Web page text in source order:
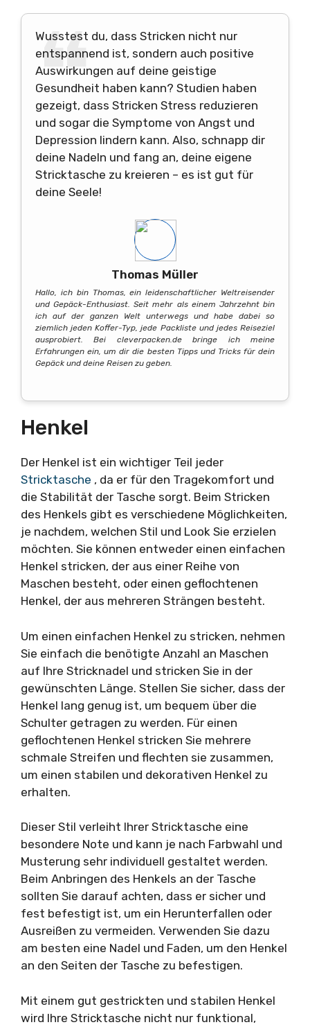
Wusstest du, dass Stricken nicht nur
entspannend ist, sondern auch positive
Auswirkungen auf deine geistige
Gesundheit haben kann? Studien haben
gezeigt, dass Stricken Stress reduzieren
und sogar die Symptome von Angst und
Depression lindern kann. Also, schnapp dir
deine Nadeln und fang an, deine eigene
Stricktasche zu kreieren – es ist gut für
deine Seele!
Thomas Müller
Hallo, ich bin Thomas, ein leidenschaftlicher Weltreisender
und Gepäck-Enthusiast. Seit mehr als einem Jahrzehnt bin
ich auf der ganzen Welt unterwegs und habe dabei so
ziemlich jeden Koffer-Typ, jede Packliste und jedes Reiseziel
ausprobiert. Bei cleverpacken.de bringe ich meine
Erfahrungen ein, um dir die besten Tipps und Tricks für dein
Gepäck und deine Reisen zu geben.
Henkel
Der Henkel ist ein wichtiger Teil jeder
Stricktasche , da er für den Tragekomfort und
die Stabilität der Tasche sorgt. Beim Stricken
des Henkels gibt es verschiedene Möglichkeiten,
je nachdem, welchen Stil und Look Sie erzielen
möchten. Sie können entweder einen einfachen
Henkel stricken, der aus einer Reihe von
Maschen besteht, oder einen geflochtenen
Henkel, der aus mehreren Strängen besteht.
Um einen einfachen Henkel zu stricken, nehmen
Sie einfach die benötigte Anzahl an Maschen
auf Ihre Stricknadel und stricken Sie in der
gewünschten Länge. Stellen Sie sicher, dass der
Henkel lang genug ist, um bequem über die
Schulter getragen zu werden. Für einen
geflochtenen Henkel stricken Sie mehrere
schmale Streifen und flechten sie zusammen,
um einen stabilen und dekorativen Henkel zu
erhalten.
Dieser Stil verleiht Ihrer Stricktasche eine
besondere Note und kann je nach Farbwahl und
Musterung sehr individuell gestaltet werden.
Beim Anbringen des Henkels an der Tasche
sollten Sie darauf achten, dass er sicher und
fest befestigt ist, um ein Herunterfallen oder
Ausreißen zu vermeiden. Verwenden Sie dazu
am besten eine Nadel und Faden, um den Henkel
an den Seiten der Tasche zu befestigen.
Mit einem gut gestrickten und stabilen Henkel
wird Ihre Stricktasche nicht nur funktional,